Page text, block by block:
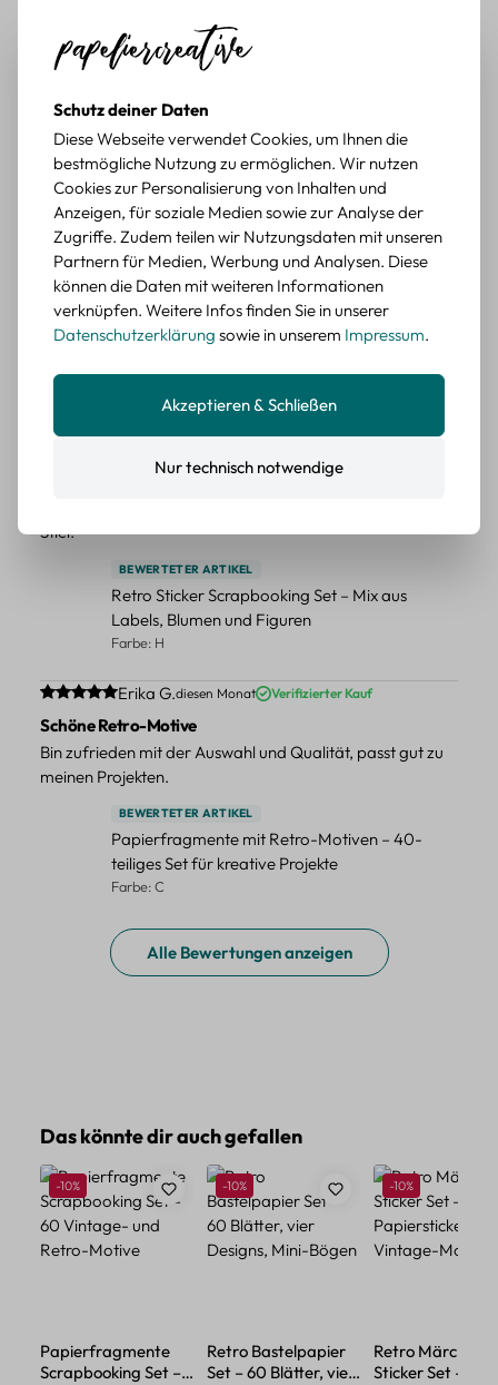
Schöne Motive
Gute Qualität, schöne Motive, schnelle Lieferung, kann ich
Pflanzen Sticker Set – 45-teiliges Papierdekor
mit botanischen Motiven
Durchschnittliche Bewertung von 5 von 5 Sternen
Erika G. Verifizierter Kauf
Schöne Motive
Tolle Motive, Briefmarken gehen zu vielen Projekten,
würde sie wieder kaufen.
BEWERTETER ARTIKEL
Retro Briefmarken Sticker Set – 45 Papier-
Sticker mit Wald- und Tiermotiven
Stiel.
BEWERTETER ARTIKEL
Retro Sticker Scrapbooking Set – Mix aus
Labels, Blumen und Figuren
Farbe: H
Durchschnittliche Bewertung von 5 von 5 Sternen
Erika G.diesen Monat Verifizierter Kauf
Schöne Retro-Motive
Bin zufrieden mit der Auswahl und Qualität, passt gut zu
meinen Projekten.
BEWERTETER ARTIKEL
Papierfragmente mit Retro-Motiven – 40-
teiliges Set für kreative Projekte
Farbe: C
Alle Bewertungen anzeigen
Produktgalerie überspringen
Das könnte dir auch gefallen
Rabatt
-10%
Papierfragmente
Scrapbooking Set –
Rabatt
-10%
Retro Bastelpapier
Set – 60 Blätter, vier
Rabatt
-10%
Retro Märchen
Sticker Set – 60
Schutz deiner Daten
Diese Webseite verwendet Cookies, um Ihnen die
bestmögliche Nutzung zu ermöglichen. Wir nutzen
Cookies zur Personalisierung von Inhalten und
Anzeigen, für soziale Medien sowie zur Analyse der
Zugriffe. Zudem teilen wir Nutzungsdaten mit unseren
Partnern für Medien, Werbung und Analysen. Diese
können die Daten mit weiteren Informationen
verknüpfen. Weitere Infos finden Sie in unserer
Datenschutzerklärung sowie in unserem Impressum.
Nur technisch notwendige
Akzeptieren & Schließen